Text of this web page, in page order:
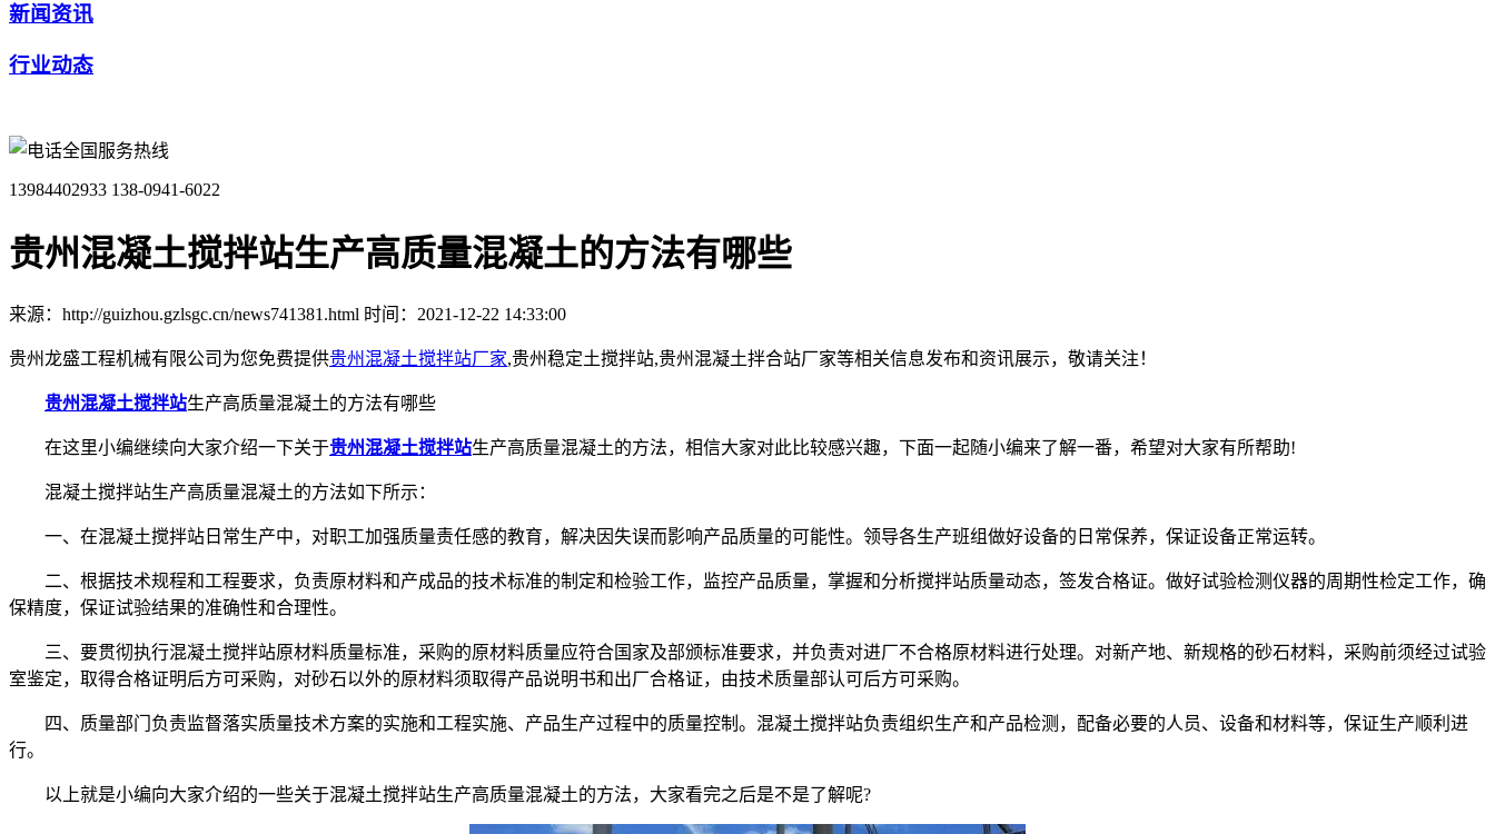
新闻资讯
行业动态
全国服务热线
13984402933 138-0941-6022
贵州混凝土搅拌站生产高质量混凝土的方法有哪些
来源：http://guizhou.gzlsgc.cn/news741381.html 时间：2021-12-22 14:33:00
贵州龙盛工程机械有限公司为您免费提供贵州混凝土搅拌站厂家,贵州稳定土搅拌站,贵州混凝土拌合站厂家等相关信息发布和资讯展示，敬请关注！
贵州混凝土搅拌站生产高质量混凝土的方法有哪些
在这里小编继续向大家介绍一下关于贵州混凝土搅拌站生产高质量混凝土的方法，相信大家对此比较感兴趣，下面一起随小编来了解一番，希望对大家有所帮助!
混凝土搅拌站生产高质量混凝土的方法如下所示：
一、在混凝土搅拌站日常生产中，对职工加强质量责任感的教育，解决因失误而影响产品质量的可能性。领导各生产班组做好设备的日常保养，保证设备正常运转。
二、根据技术规程和工程要求，负责原材料和产成品的技术标准的制定和检验工作，监控产品质量，掌握和分析搅拌站质量动态，签发合格证。做好试验检测仪器的周期性检定工作，确
保精度，保证试验结果的准确性和合理性。
三、要贯彻执行混凝土搅拌站原材料质量标准，采购的原材料质量应符合国家及部颁标准要求，并负责对进厂不合格原材料进行处理。对新产地、新规格的砂石材料，采购前须经过试验
室鉴定，取得合格证明后方可采购，对砂石以外的原材料须取得产品说明书和出厂合格证，由技术质量部认可后方可采购。
四、质量部门负责监督落实质量技术方案的实施和工程实施、产品生产过程中的质量控制。混凝土搅拌站负责组织生产和产品检测，配备必要的人员、设备和材料等，保证生产顺利进
行。
以上就是小编向大家介绍的一些关于混凝土搅拌站生产高质量混凝土的方法，大家看完之后是不是了解呢?